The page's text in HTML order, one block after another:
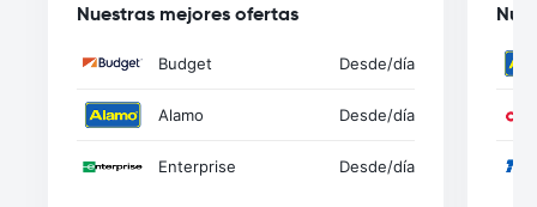
Nuestras mejores ofertas
Budget Desde/día
Alamo Desde/día
Enterprise Desde/día